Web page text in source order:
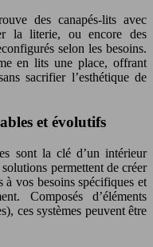
des canapés-lits avec
la literie, ou encore des
selon les besoins.
en lits une place, offrant
sacrifier l’esthétique de
et évolutifs
sont la clé d’un intérieur
permettent de créer
à vos besoins spécifiques et
Composés d’éléments
ces systèmes peuvent être